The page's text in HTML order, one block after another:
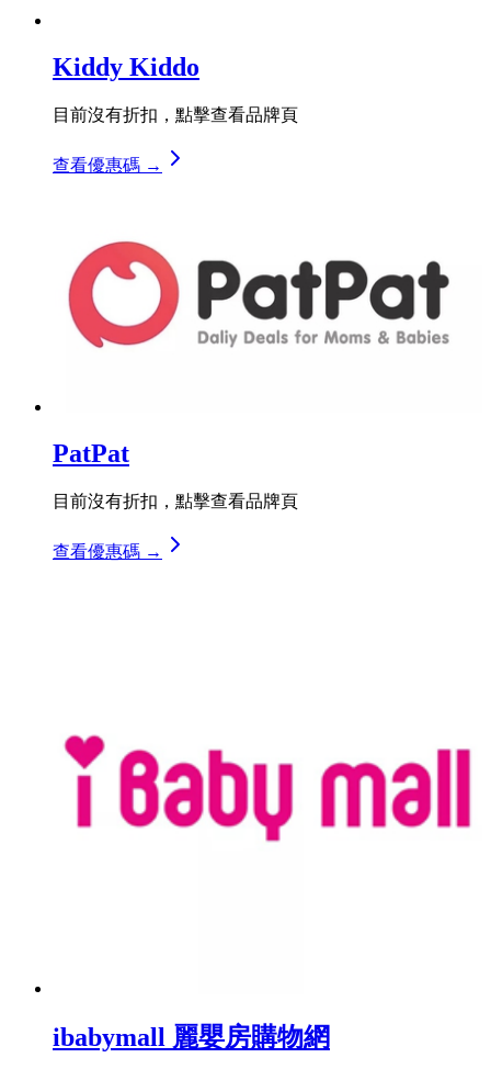
Kiddy Kiddo
目前沒有折扣，點擊查看品牌頁
查看優惠碼 →
PatPat
目前沒有折扣，點擊查看品牌頁
查看優惠碼 →
ibabymall 麗嬰房購物網